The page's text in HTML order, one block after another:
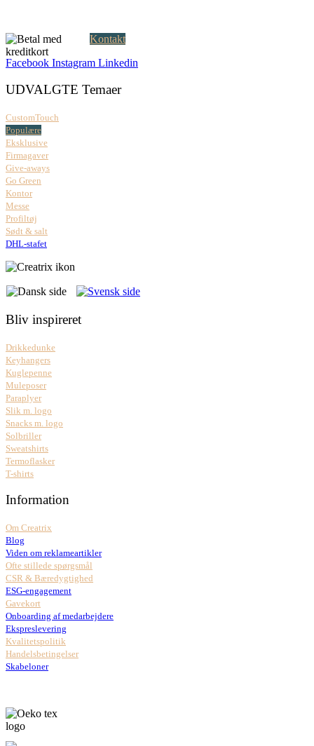
Kontakt
Facebook Instagram Linkedin
UDVALGTE Temaer
CustomTouch
Populære
Eksklusive
Firmagaver
Give-aways
Go Green
Kontor
Messe
Profiltøj
Sødt & salt
DHL-stafet
Bliv inspireret
Drikkedunke
Keyhangers
Kuglepenne
Muleposer
Paraplyer
Slik m. logo
Snacks m. logo
Solbriller
Sweatshirts
Termoflasker
T-shirts
Information
Om Creatrix
Blog
Viden om reklameartikler
Ofte stillede spørgsmål
CSR & Bæredygtighed
ESG-engagement
Gavekort
Onboarding af medarbejdere
Ekspreslevering
Kvalitetspolitik
Handelsbetingelser
Skabeloner